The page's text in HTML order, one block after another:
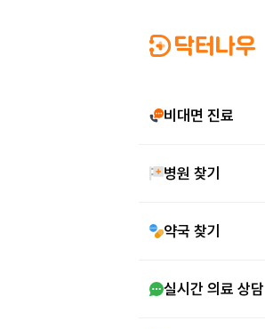
비대면 진료
병원 찾기
약국 찾기
실시간 의료 상담